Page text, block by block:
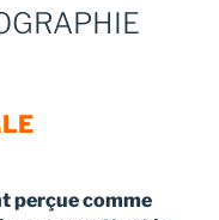
perçue comme